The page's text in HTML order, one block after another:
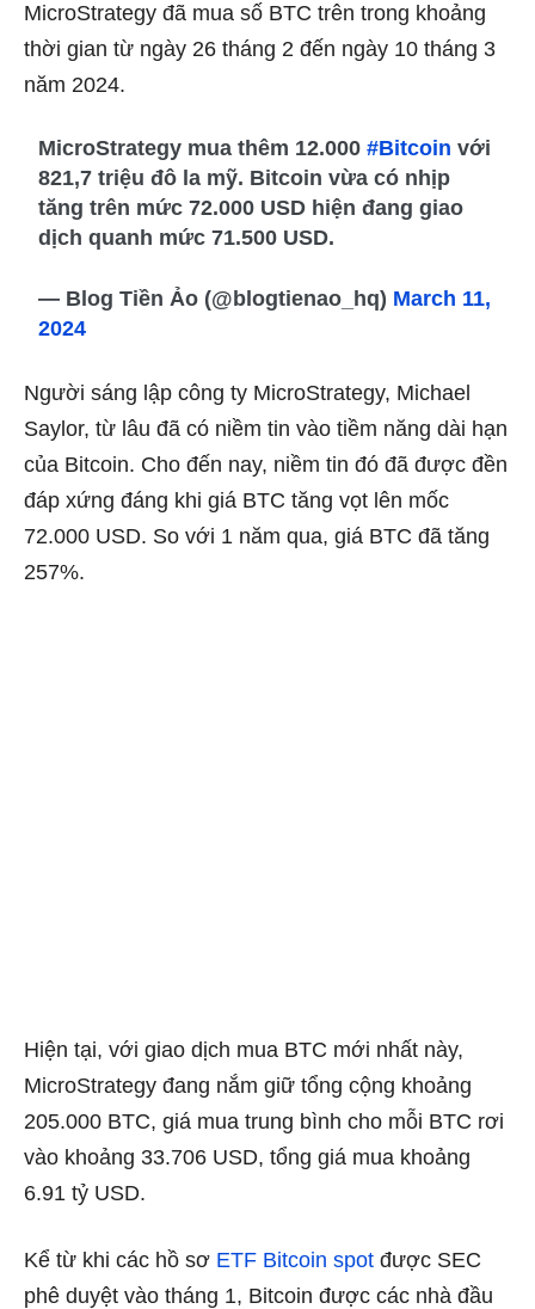
MicroStrategy đã mua số BTC trên trong khoảng
thời gian từ ngày 26 tháng 2 đến ngày 10 tháng 3
năm 2024.
MicroStrategy mua thêm 12.000#Bitcoin với
821,7 triệu đô la mỹ. Bitcoin vừa có nhịp
tăng trên mức 72.000 USD hiện đang giao
dịch quanh mức 71.500 USD.
— Blog Tiền Ảo (@blogtienao_hq) March 11,
2024
Người sáng lập công ty MicroStrategy, Michael
Saylor, từ lâu đã có niềm tin vào tiềm năng dài hạn
của Bitcoin. Cho đến nay, niềm tin đó đã được đền
đáp xứng đáng khi giá BTC tăng vọt lên mốc
72.000 USD. So với 1 năm qua, giá BTC đã tăng
257%.
Hiện tại, với giao dịch mua BTC mới nhất này,
MicroStrategy đang nắm giữ tổng cộng khoảng
205.000 BTC, giá mua trung bình cho mỗi BTC rơi
vào khoảng 33.706 USD, tổng giá mua khoảng
6.91 tỷ USD.
Kể từ khi các hồ sơ ETF Bitcoin spot được SEC
phê duyệt vào tháng 1, Bitcoin được các nhà đầu